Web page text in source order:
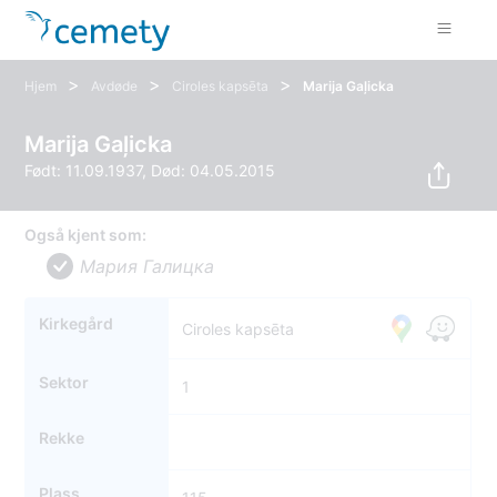
Hjem > Avdøde > Ciroles kapsēta > Marija Gaļicka
Marija Gaļicka
Født: 11.09.1937, Død: 04.05.2015
Også kjent som:
Мария Галицка
Kirkegård Ciroles kapsēta
Sektor 1
Rekke